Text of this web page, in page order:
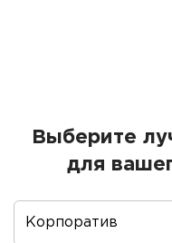
Выберите
для
Повод